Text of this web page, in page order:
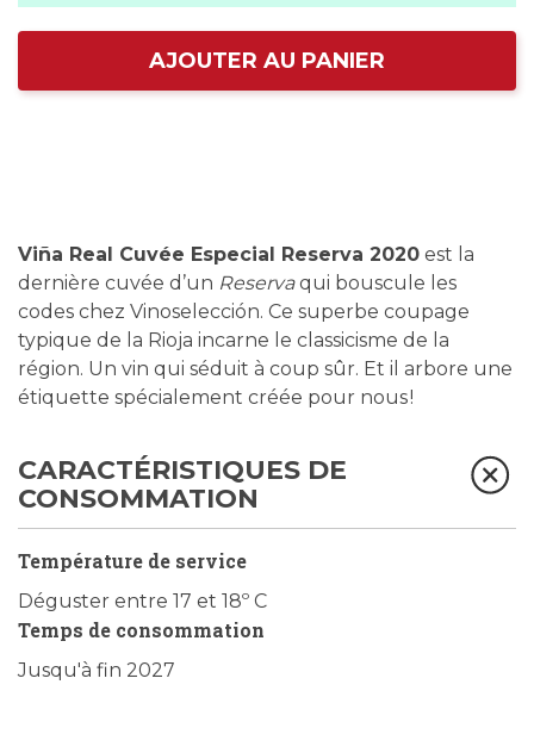
AJOUTER AU PANIER
Viña Real Cuvée Especial Reserva 2020 est la
dernière cuvée d’un Reservaqui bouscule les
codes chez Vinoselección. Ce superbe coupage
typique de la Rioja incarne le classicisme de la
région. Un vin qui séduit à coup sûr. Et il arbore une
étiquette spécialement créée pour nous !
CARACTÉRISTIQUES DE
CONSOMMATION
Température de service
Déguster entre 17 et 18º C
Temps de consommation
Jusqu'à fin 2027